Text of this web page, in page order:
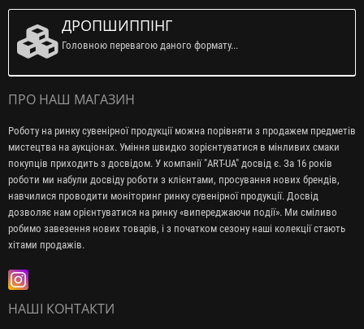
ДРОПШИППІНГ
Головною перевагою даного формату...
ПРО НАШ МАГАЗИН
Роботу на ринку сувенірної продукції можна порівняти з продажем предметів
мистецтва на аукціонах. Уміння швидко зорієнтуватися в мінливих смаки
покупців приходить з досвідом. У компанії "ART-UA" досвід є. За 16 років
роботи ми набули досвіду роботи з клієнтами, просування нових брендів,
навчилися проводити моніторинг ринку сувенірної продукції. Досвід
дозволяє нам орієнтуватися на ринку «випереджаючи події». Ми сміливо
робимо завезення нових товарів, і з початком сезону наші колекції стають
хітами продажів.
НАШІ КОНТАКТИ